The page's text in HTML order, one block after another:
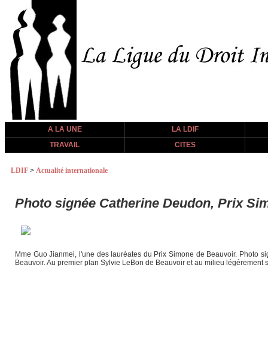
A LA UNE
LA LDIF
TRAVAIL
CITES
LDIF > Actualité internationale
Photo signée Catherine Deudon, Prix
Mme Guo Jianmei, l'une des lauréates du Prix Simone de Beauvoir. Photo
Beauvoir. Au premier plan Sylvie LeBon de Beauvoir et au milieu légérement